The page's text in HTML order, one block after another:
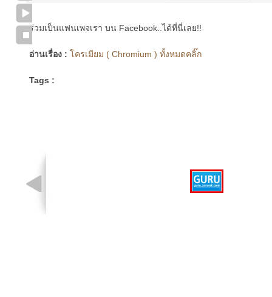
ร่วมเป็นแฟนเพจเรา บน Facebook..ได้ที่นี่เลย!!
อ่านเรื่อง : โครเมียม ( Chromium ) ทั้งหมดคลิ๊ก
Tags :